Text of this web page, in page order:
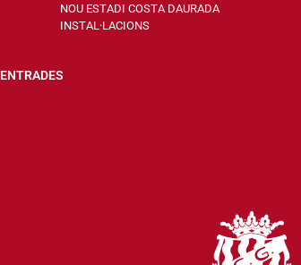
NOU ESTADI COSTA DAURADA
INSTAL·LACIONS
ENTRADES